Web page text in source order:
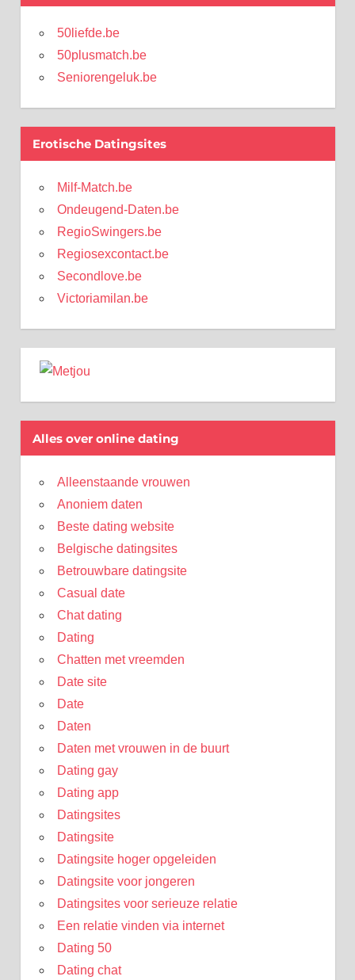
50liefde.be
50plusmatch.be
Seniorengeluk.be
Erotische Datingsites
Milf-Match.be
Ondeugend-Daten.be
RegioSwingers.be
Regiosexcontact.be
Secondlove.be
Victoriamilan.be
Alles over online dating
Alleenstaande vrouwen
Anoniem daten
Beste dating website
Belgische datingsites
Betrouwbare datingsite
Casual date
Chat dating
Dating
Chatten met vreemden
Date site
Date
Daten
Daten met vrouwen in de buurt
Dating gay
Dating app
Datingsites
Datingsite
Datingsite hoger opgeleiden
Datingsite voor jongeren
Datingsites voor serieuze relatie
Een relatie vinden via internet
Dating 50
Dating chat